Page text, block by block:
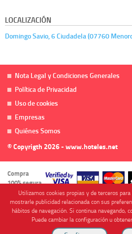
LOCALIZACIÓN
Domingo Savio, 6 Ciudadela (07760
Nota Legal y Condiciones Generales
Política de Privacidad
Uso de cookies
Empresas
Quiénes Somos
© Copyrigth 2026 - www.hoteles.net
Compra
100% segura
Cofinanciado por
Utilizamos cookies propias y de terceros
mostrarle publicidad relacionada con sus
hábitos de navegación. Si continua navegando,
Puede cambiar la configuración u